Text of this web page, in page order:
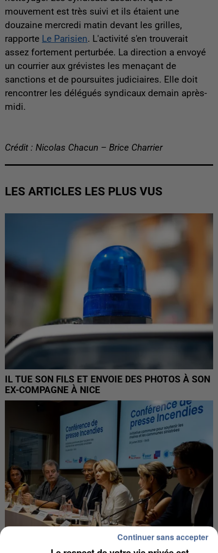
mouvement est très suivi et ils étaient une
douzaine mercredi matin devant les grilles,
rapporte Le Parisien. L'activité s'en trouverait
assez fortement perturbée. La direction a envoyé
un courrier aux grévistes les menaçant de
sanctions et de poursuites judiciaires. Elle doit
rencontrer les délégués syndicaux demain après-
midi.
Crédit : Nicolas Chacun – Brice Charrier
LES ARTICLES LES PLUS VUS
IL TUE SON FILS ET ENVOIE DES PHOTOS À SON
EX-COMPAGNE À NICE
Continuer sans accepter